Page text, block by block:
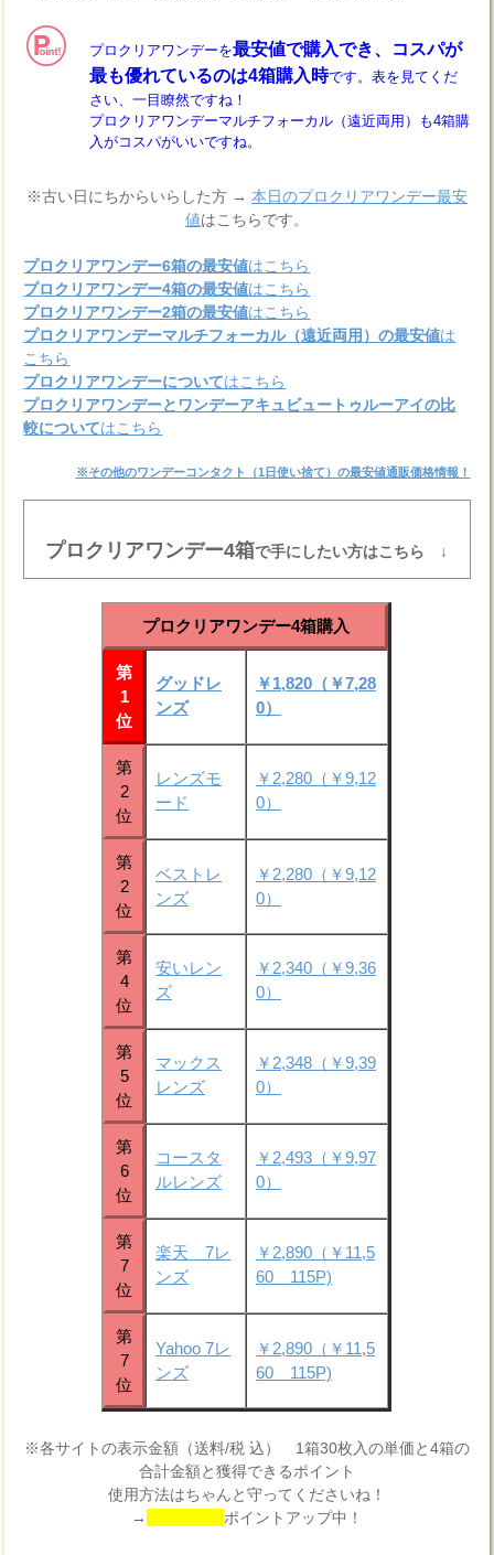
プロクリアワンデーを最安値で購入でき、コスパが
最も優れているのは4箱購入時です。表を見てくだ
さい、一目瞭然ですね！
プロクリアワンデーマルチフォーカル（遠近両用）も4箱購
入がコスパがいいですね。
※古い日にちからいらした方 → 本日のプロクリアワンデー最安
値はこちらです。
プロクリアワンデー6箱の最安値はこちら
プロクリアワンデー4箱の最安値はこちら
プロクリアワンデー2箱の最安値はこちら
プロクリアワンデーマルチフォーカル（遠近両用）の最安値は
こちら
プロクリアワンデーについてはこちら
プロクリアワンデーとワンデーアキュビュートゥルーアイの比
較についてはこちら
※その他のワンデーコンタクト（1日使い捨て）の最安値通販価格情報！
プロクリアワンデー4箱で手にしたい方はこちら ↓
プロクリアワンデー4箱購入
第
1
位
グッドレ
ンズ
￥1,820（￥7,28
0）
第
2
位
レンズモ
ード
￥2,280（￥9,12
0）
第
2
位
ベストレ
ンズ
￥2,280（￥9,12
0）
第
4
位
安いレン
ズ
￥2,340（￥9,36
0）
第
5
位
マックス
レンズ
￥2,348（￥9,39
0）
第
6
位
コースタ
ルレンズ
￥2,493（￥9,97
0）
第
7
位
楽天 7レ
ンズ
￥2,890（￥11,5
60 115P)
第
7
位
Yahoo 7レ
ンズ
￥2,890（￥11,5
60 115P)
※各サイトの表示金額（送料/税 込） 1箱30枚入の単価と4箱の
合計金額と獲得できるポイント
使用方法はちゃんと守ってくださいね！
→
ポイントアップ中！